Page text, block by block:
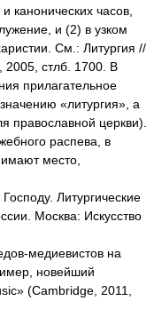
канонических часов,
и (2) в узком
См.: Литургия //
2005, стлб. 1700. В
прилагательное
«литургия», а
православной церкви).
распева, в
место,
Литургические
Москва: Искусство
медиевистов на
новейший
(Cambridge, 2011,